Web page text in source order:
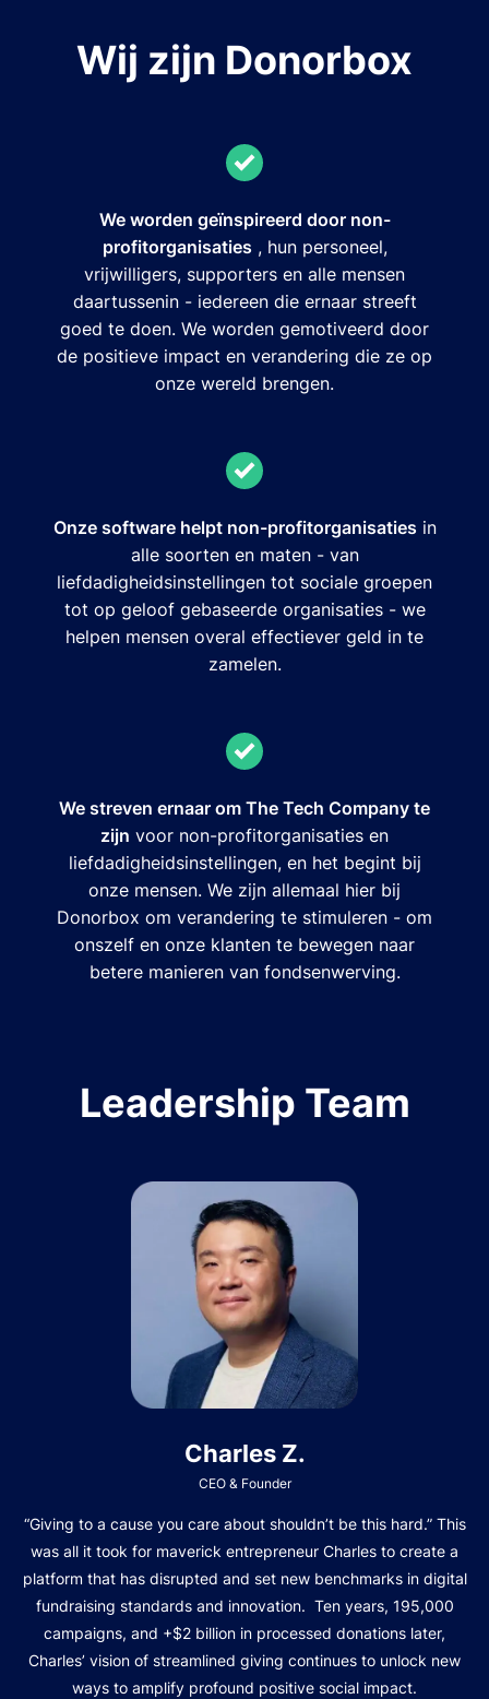
Wij zijn Donorbox
We worden geïnspireerd door non-
profitorganisaties, hun personeel,
vrijwilligers, supporters en alle mensen
daartussenin - iedereen die ernaar streeft
goed te doen. We worden gemotiveerd door
de positieve impact en verandering die ze op
onze wereld brengen.
Onze software helpt non-profitorganisatiesin
alle soorten en maten - van
liefdadigheidsinstellingen tot sociale groepen
tot op geloof gebaseerde organisaties - we
helpen mensen overal effectiever geld in te
zamelen.
We streven ernaar om The Tech Company te
zijn voor non-profitorganisaties en
liefdadigheidsinstellingen, en het begint bij
onze mensen. We zijn allemaal hier bij
Donorbox om verandering te stimuleren - om
onszelf en onze klanten te bewegen naar
betere manieren van fondsenwerving.
Leadership Team
Charles Z.
CEO & Founder
“Giving to a cause you care about shouldn’t be this hard.” This
was all it took for maverick entrepreneur Charles to create a
platform that has disrupted and set new benchmarks in digital
fundraising standards and innovation. Ten years, 195,000
campaigns, and +$2 billion in processed donations later,
Charles’ vision of streamlined giving continues to unlock new
ways to amplify profound positive social impact.